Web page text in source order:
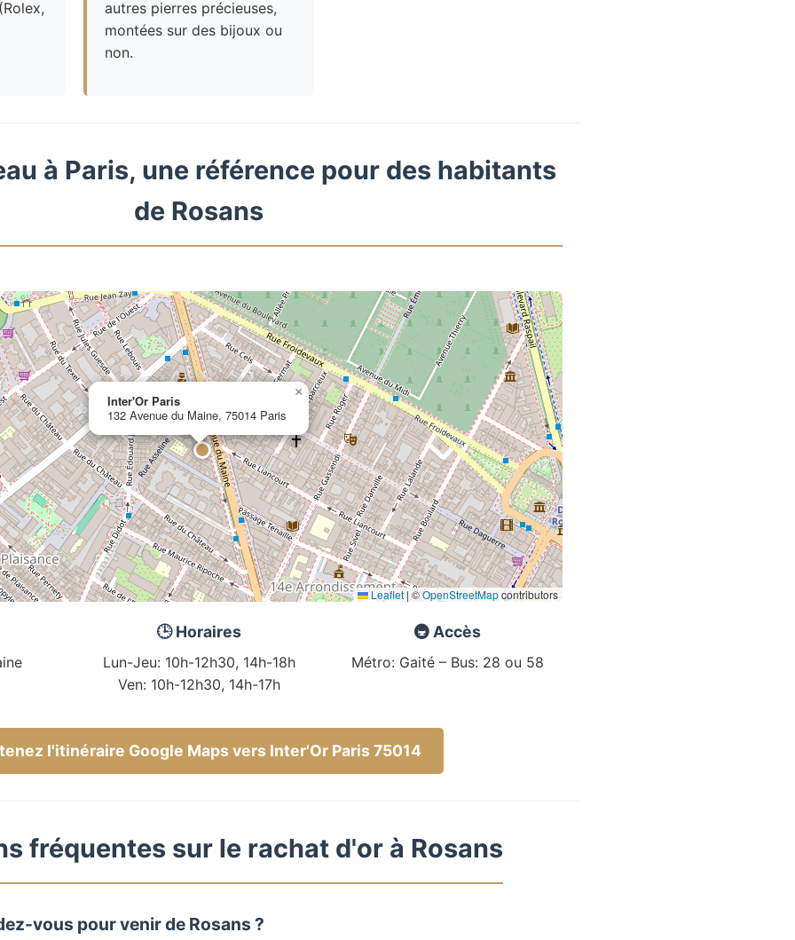
autres pierres précieuses,
montées sur des bijoux ou
non.
à Paris, une référence pour des habitants
de Rosans
Inter'Or Paris
132 Avenue du Maine, 75014 Paris
×
Leaflet | ©OpenStreetMapcontributors
🕒 Horaires
Lun-Jeu: 10h-12h30, 14h-18h
Ven: 10h-12h30, 14h-17h
🚇 Accès
Métro: Gaité – Bus: 28 ou 58
l'itinéraire Google Maps vers Inter'Or Paris 75014
fréquentes sur le rachat d'or à Rosans
vous pour venir de Rosans ?